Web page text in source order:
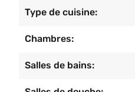
Type de cuisine:
Chambres:
Salles de bains: